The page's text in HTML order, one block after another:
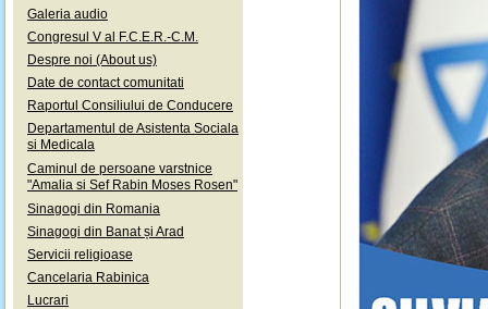
Galeria audio
Congresul V al F.C.E.R.-C.M.
Despre noi (About us)
Date de contact comunitati
Raportul Consiliului de Conducere
Departamentul de Asistenta Sociala
si Medicala
Caminul de persoane varstnice
"Amalia si Sef Rabin Moses Rosen"
Sinagogi din Romania
Sinagogi din Banat și Arad
Servicii religioase
Cancelaria Rabinica
Lucrari